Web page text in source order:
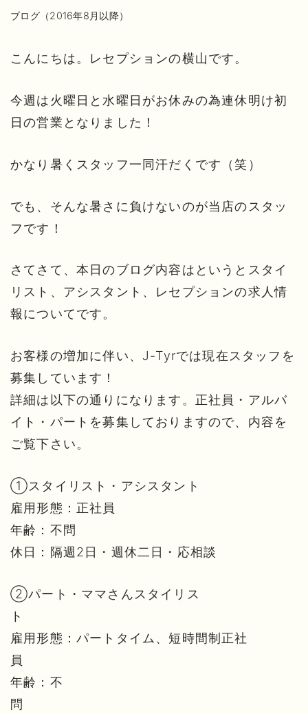
ブログ（2016年8月以降）
こんにちは。レセプションの横山です。
今週は火曜日と水曜日がお休みの為連休明け初
日の営業となりました！
かなり暑くスタッフ一同汗だくです（笑）
でも、そんな暑さに負けないのが当店のスタッ
フです！
さてさて、本日のブログ内容はというとスタイ
リスト、アシスタント、レセプションの求人情
報についてです。
お客様の増加に伴い、J-Tyrでは現在スタッフを
募集しています！
詳細は以下の通りになります。正社員・アルバ
イト・パートを募集しておりますので、内容を
ご覧下さい。
①スタイリスト・アシスタント
雇用形態：正社員
年齢：不問
休日：隔週2日・週休二日・応相談
➁パート・ママさんスタイリス
雇用形態：パートタイム、短時間制正社
年齢：不